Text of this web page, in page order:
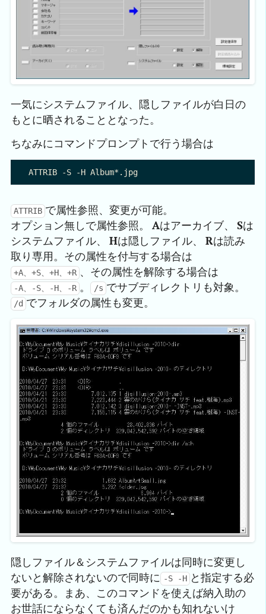
一気にシステムファイル、隠しファイルが白日の
もとに晒されることとなった。
ちなみにコマンドプロンプトで行う場合は
ATTRIB で属性参照、変更が可能。
オプション無しで属性参照。 Aはアーカイブ、 Sは
システムファイル、 Hは隠しファイル、 Rは読み
取り専用。その属性を付与する場合は
+A、+S、+H、+R 、その属性を解除する場合は
-A、-S、-H、-R 。 /s でサブディレクトリも対象。
/d でフォルダの属性も変更。
隠しファイル＆システムファイルは同時に変更し
ないと解除されないので同時に -S -H と指定する必
要がある。まあ、このコマンドを使えば納入助の
お世話にならなくても済んだのかも知れないけ